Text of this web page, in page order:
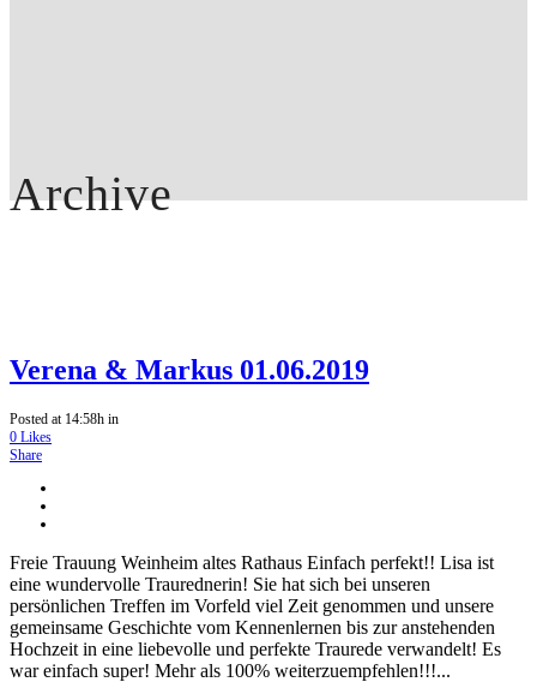
Archive
Verena & Markus 01.06.2019
Posted at 14:58h in
0 Likes
Share
Freie Trauung Weinheim altes Rathaus Einfach perfekt!! Lisa ist
eine wundervolle Traurednerin! Sie hat sich bei unseren
persönlichen Treffen im Vorfeld viel Zeit genommen und unsere
gemeinsame Geschichte vom Kennenlernen bis zur anstehenden
Hochzeit in eine liebevolle und perfekte Traurede verwandelt! Es
war einfach super! Mehr als 100% weiterzuempfehlen!!!...